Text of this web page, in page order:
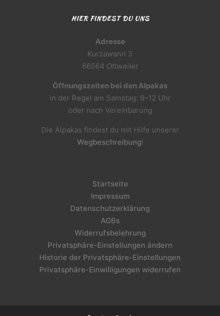
HIER FINDEST DU UNS
Adresse
Kurzawann 3
66564 Ottweiler
Öffnungszeiten bei den Alpakas
in der Regel am Samstag: 9–12 Uhr
oder nach Vereinbarung
Die Alpakas findest du mit Hilfe unserer
Wegbeschreibung!
Startseite
Impressum
Datenschutzerklärung
AGBs
Widerrufsbelehrung
Privatsphäre-Einstellungen ändern
Historie der Privatsphäre-Einstellungen
Privatsphäre-Einwilligungen widerrufen